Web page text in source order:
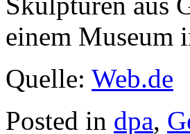
einem Museum
Quelle: Web.de
Posted in dpa,